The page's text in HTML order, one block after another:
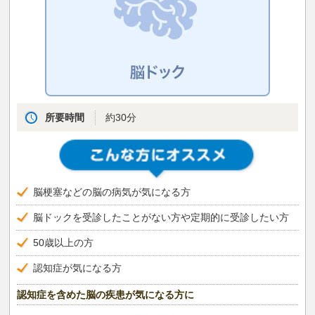
所要時間 約30分
脳梗塞などの脳の病気が気になる方
脳ドックを受診したことがない方や定期的に受診したい方
50歳以上の方
認知症が気になる方
認知症を含めた脳の疾患が気になる方に